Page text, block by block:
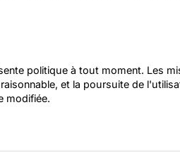
politique à tout moment. Les
et la poursuite de
modifiée.